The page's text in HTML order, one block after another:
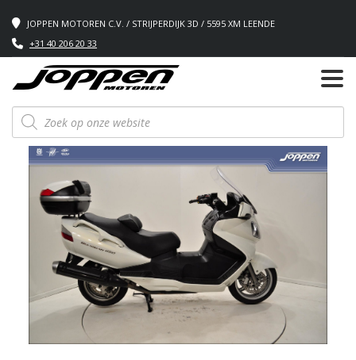
JOPPEN MOTOREN C.V. / STRIJPERDIJK 3D / 5595 XM LEENDE
+31 40 206 20 33
Producten
zoeken